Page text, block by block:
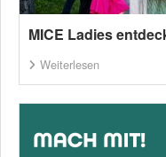
MICE Ladies
Weiterlesen